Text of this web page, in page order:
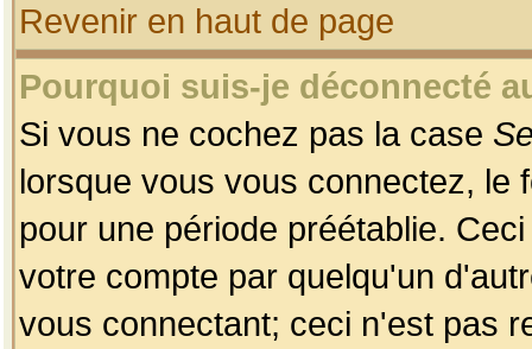
Revenir en haut de page
Pourquoi suis-je déconnecté
Si vous ne cochez pas la case
lorsque vous vous connectez, le
pour une période préétablie.
votre compte par quelqu'un
vous connectant; ceci n'est pas